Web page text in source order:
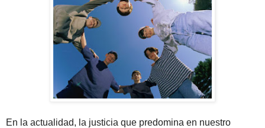
En la actualidad, la justicia que predomina en nuestro